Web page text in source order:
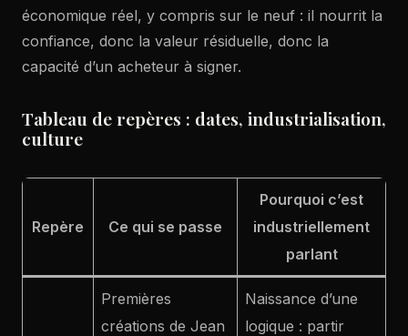
économique réel, y compris sur le neuf : il nourrit la
confiance, donc la valeur résiduelle, donc la
capacité d’un acheteur à signer.
Tableau de repères : dates, industrialisation,
culture
Repère Ce qui se passe
Pourquoi c’est
industriellement
parlant
Premières
créations de Jean
Naissance d’une
logique : partir